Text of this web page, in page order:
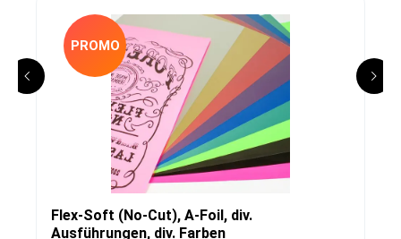
PROMO
Flex-Soft (No-Cut), A-Foil, div.
Ausführungen, div. Farben